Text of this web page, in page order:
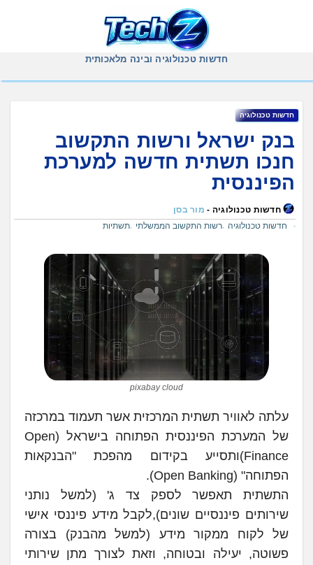
חדשות טכנולוגיה ובינה מלאכותית
חדשות טכנולוגיה
בנק ישראל ורשות התקשוב
חנכו תשתית חדשה למערכת
הפיננסית
חדשות טכנולוגיה - מור בסן
חדשות טכנולוגיה
רשות התקשוב הממשלתי תשתיות
pixabay cloud
עלתה לאוויר תשתית המרכזית אשר תעמוד במרכזה
של המערכת הפיננסית הפתוחה בישראל (Open
Finance)ותסייע בקידום מהפכת "הבנקאות
הפתוחה" (Open Banking).
התשתית תאפשר לספק צד ג' (למשל נותני
שירותים פיננסיים שונים),לקבל מידע פיננסי אישי
של לקוח ממקור מידע (למשל מהבנק) בצורה
פשוטה, יעילה ובטוחה, וזאת לצורך מתן שירותי